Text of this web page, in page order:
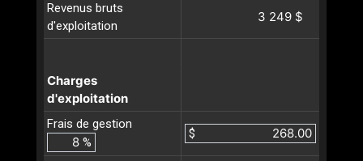
Revenus bruts
d'exploitation
3 249 $
Charges
d'exploitation
Frais de gestion
%
$